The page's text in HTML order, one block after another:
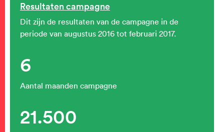
Resultaten campagne
Dit zijn de resultaten van de campagne in de
periode van augustus 2016 tot februari 2017.
6
Aantal maanden campagne
21.500